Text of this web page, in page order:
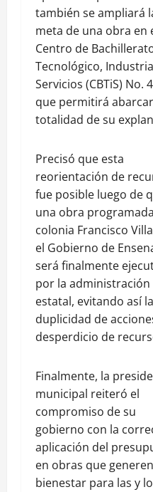
también se ampliará
meta de una obra en
Centro de
Tecnológico,
Servicios (CBTiS) No.
que permitirá
totalidad de su
Precisó que esta
reorientación de
fue posible luego de
una obra
colonia Francisco
el Gobierno de
será finalmente
por la administración
estatal, evitando así la
duplicidad de
desperdicio de
Finalmente, la
municipal reiteró el
compromiso de su
gobierno con la
aplicación del
en obras que generen
bienestar para las y